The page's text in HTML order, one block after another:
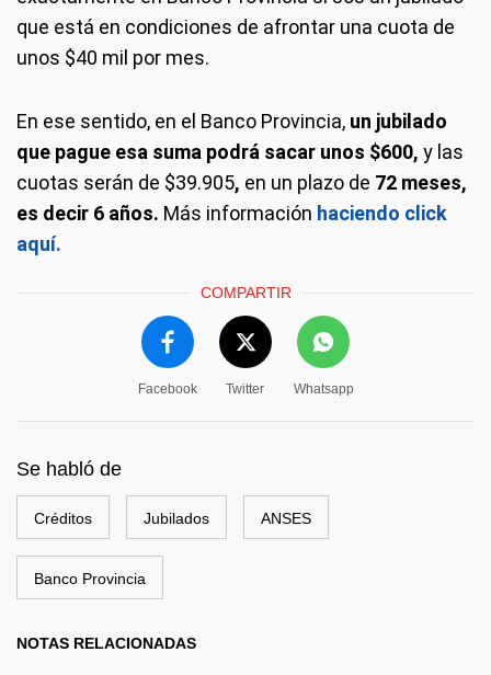
que está en condiciones de afrontar una cuota de
unos $40 mil por mes.
En ese sentido, en el Banco Provincia, un jubilado
que pague esa suma podrá sacar unos $600, y las
cuotas serán de $39.905, en un plazo de 72 meses,
es decir 6 años. Más información haciendo click
aquí.
COMPARTIR
Facebook Twitter Whatsapp
Se habló de
Créditos Jubilados ANSES
Banco Provincia
NOTAS RELACIONADAS